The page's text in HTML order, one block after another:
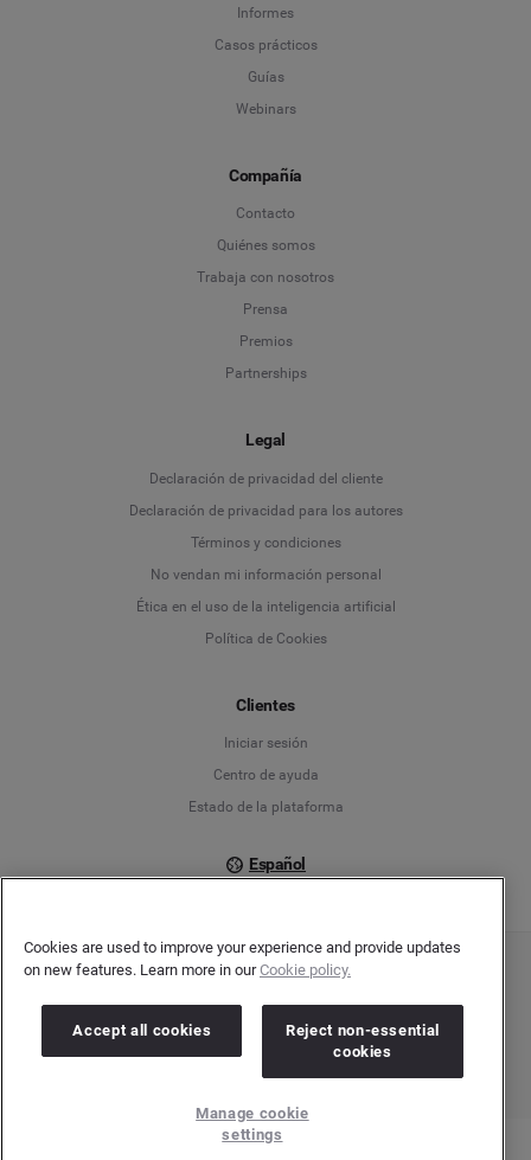
Informes
Casos prácticos
Guías
Webinars
Compañía
Contacto
Quiénes somos
Trabaja con nosotros
Prensa
Premios
Partnerships
Legal
Declaración de privacidad del cliente
Declaración de privacidad para los autores
Términos y condiciones
No vendan mi información personal
Ética en el uso de la inteligencia artificial
Política de Cookies
Clientes
Iniciar sesión
Centro de ayuda
Estado de la plataforma
Español
Copyright © 2026 Brandwatch. Todos los derechos reservados. Cision Group Ltd, 7th
Cookies are used to improve your experience and provide updates
on new features. Learn more in ourCookie policy.
Accept all cookies
Reject non-essential
cookies
Manage cookie
settings